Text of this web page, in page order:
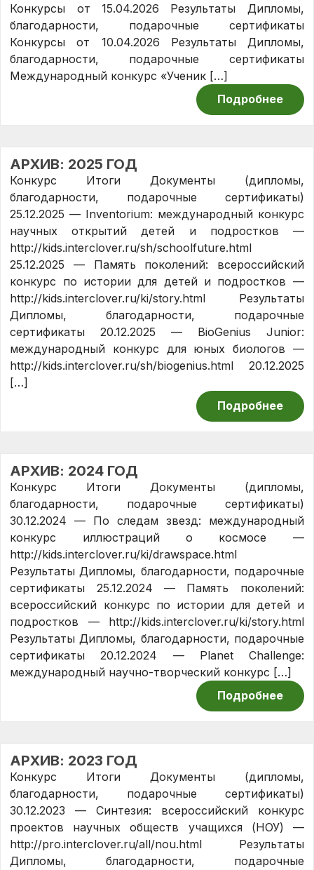
Конкурсы от 15.04.2026 Результаты Дипломы,
благодарности, подарочные сертификаты
Конкурсы от 10.04.2026 Результаты Дипломы,
благодарности, подарочные сертификаты
Международный конкурс «Ученик […]
Подробнее
АРХИВ: 2025 ГОД
Конкурс Итоги Документы (дипломы,
благодарности, подарочные сертификаты)
25.12.2025 — Inventorium: международный конкурс
научных открытий детей и подростков —
http://kids.interclover.ru/sh/schoolfuture.html
25.12.2025 — Память поколений: всероссийский
конкурс по истории для детей и подростков —
http://kids.interclover.ru/ki/story.html Результаты
Дипломы, благодарности, подарочные
сертификаты 20.12.2025 — BioGenius Junior:
международный конкурс для юных биологов —
http://kids.interclover.ru/sh/biogenius.html 20.12.2025
[…]
Подробнее
АРХИВ: 2024 ГОД
Конкурс Итоги Документы (дипломы,
благодарности, подарочные сертификаты)
30.12.2024 — По следам звезд: международный
конкурс иллюстраций о космосе —
http://kids.interclover.ru/ki/drawspace.html
Результаты Дипломы, благодарности, подарочные
сертификаты 25.12.2024 — Память поколений:
всероссийский конкурс по истории для детей и
подростков — http://kids.interclover.ru/ki/story.html
Результаты Дипломы, благодарности, подарочные
сертификаты 20.12.2024 — Planet Challenge:
международный научно-творческий конкурс […]
Подробнее
АРХИВ: 2023 ГОД
Конкурс Итоги Документы (дипломы,
благодарности, подарочные сертификаты)
30.12.2023 — Синтезия: всероссийский конкурс
проектов научных обществ учащихся (НОУ) —
http://pro.interclover.ru/all/nou.html Результаты
Дипломы, благодарности, подарочные